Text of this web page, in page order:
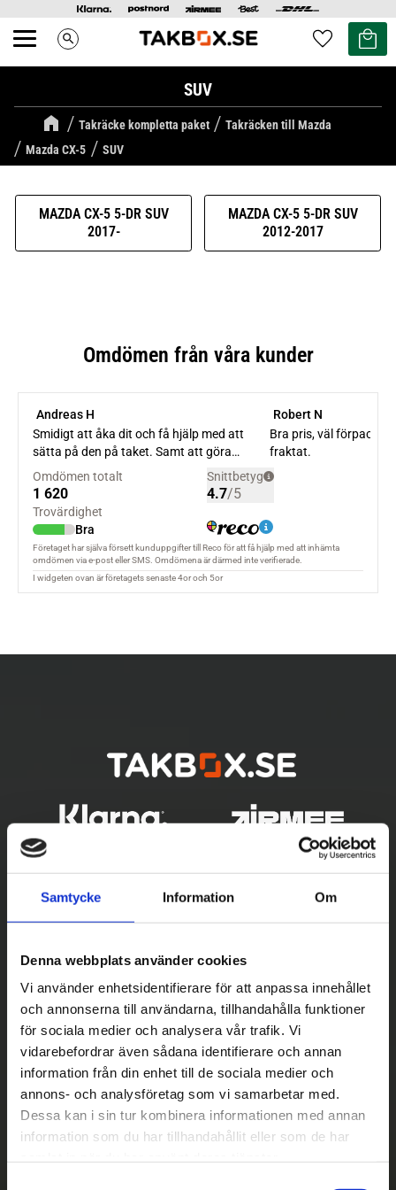
Samtycke Information Om
Denna webbplats använder cookies
Vi använder enhetsidentifierare för att anpassa innehållet
och annonserna till användarna, tillhandahålla funktioner
för sociala medier och analysera vår trafik. Vi
vidarebefordrar även sådana identifierare och annan
information från din enhet till de sociala medier och
annons- och analysföretag som vi samarbetar med.
Dessa kan i sin tur kombinera informationen med annan
information som du har tillhandahållit eller som de har
Meny search Favoriter
Kundvagn
SUV
Takräcke kompletta paket
Takräcken till Mazda
Mazda CX-5
SUV
MAZDA CX-5 5-DR SUV
2017-
MAZDA CX-5 5-DR SUV
2012-2017
Betala säkert
|| Välj ||
Snabba leveranser
||
Eller ||
Hämta på lagret med/utan montering